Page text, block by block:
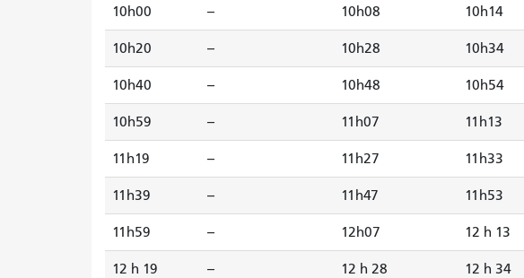
10h00 -- 10h08 10h14
10h20 -- 10h28 10h34
10h40 -- 10h48 10h54
10h59 -- 11h07 11h13
11h19 -- 11h27 11h33
11h39 -- 11h47 11h53
11h59 -- 12h07 12 h 13
12 h 19 -- 12 h 28 12 h 34